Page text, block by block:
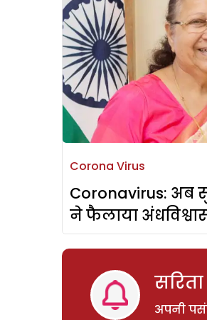
Corona Virus
Coronavirus: अब
ने फैलाया
अपनी